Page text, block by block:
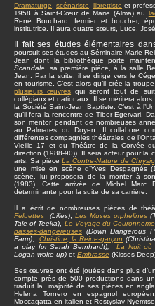
Dramaturge scénariste librettiste et
1958 à Saint-Cœur de Marie (Alma) au
René Bouchard, fermier et boucher,
institutrice. Il aura quatre sœurs, Luce,
Il fait ses études élémentaires
poursuit ses études au Séminaire Marie-
Jean dont la bibliothèque porte
Scandale , sa première pièce, à la salle
Jean. Par la suite, il se dirige vers le
en tourisme. C’est alors qu’il crée la
plusieurs œuvres qui seront tout de
collégiaux et nationaux. Il se méritera alors
la Société Saint-Jean Baptiste. C’est à
qu’il fera la rencontre de Tibor Egervari,
son mentor pendant de nombreuses
au Palmares du Doyen. Il collabore
différentes compagnies théâtrales de
Vieille 17 et du Théâtre de la Corvée
direction (1988-90)). Il sera acteur pour la
arts. Sa pièce La Contre-Nature de
une mise en scène d’Yves Desgagnés
scène, lui proposera de la monter à
(1983). Cette arrivée de Michel Marc
déterminante pour la suite de sa carrière.
Il a écrit de nombreuses pièces de
Feluettes (Lilies) Les Muses orphelines
Tale of Teeka)
Le Voyage du
passes-dangereuses (Down Dangerous
Farm)
Christine , la Reine-garçon
a play for Sarah Bernhardt),
La Nuit où
Logan woke up) et Embrasse (Kisses
Ses œuvres ont été jouées dans plus
compte près de 500 productions dans
traduit la majorité de ses pièces en
Helena Tornero en espagnol
Moccagatta en italien et Rostyslav